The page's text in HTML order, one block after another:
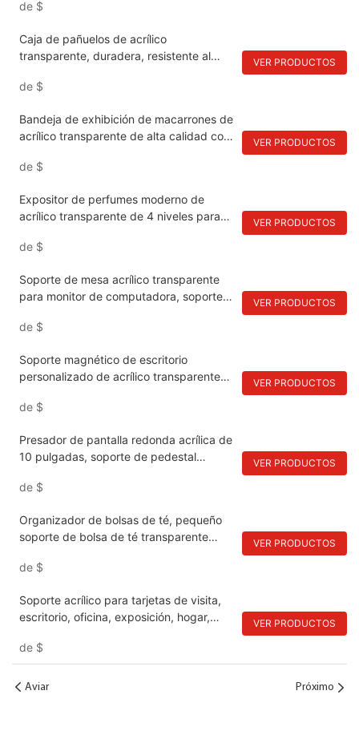
para balcón, loncheras escolares para
de $
Caja de pañuelos de acrílico
transparente, duradera, resistente al
cajón largo, para almacenamiento en
de $
VER PRODUCTOS
Bandeja de exhibición de macarrones de
acrílico transparente de alta calidad con
almacenamiento, grosor de 4 mm,
a mano.
de $
VER PRODUCTOS
Expositor de perfumes moderno de
acrílico transparente de 4 niveles para
minoristas.
de $
VER PRODUCTOS
Soporte de mesa acrílico transparente
para monitor de computadora, soporte
exhibidor de joyería y TV, estantes de
de $
VER PRODUCTOS
Soporte magnético de escritorio
personalizado de acrílico transparente
de $
VER PRODUCTOS
Presador de pantalla redonda acrílica de
10 pulgadas, soporte de pedestal
bandeja moderna de exhibición para el
la cocina
de $
VER PRODUCTOS
Organizador de bolsas de té, pequeño
soporte de bolsa de té transparente
encimeras de la despensa de la
de café acrílico sin BPA, paquetes de
azúcar
de $
VER PRODUCTOS
Soporte acrílico para tarjetas de visita,
escritorio, oficina, exposición, hogar,
de $
VER PRODUCTOS
Aviar Próximo